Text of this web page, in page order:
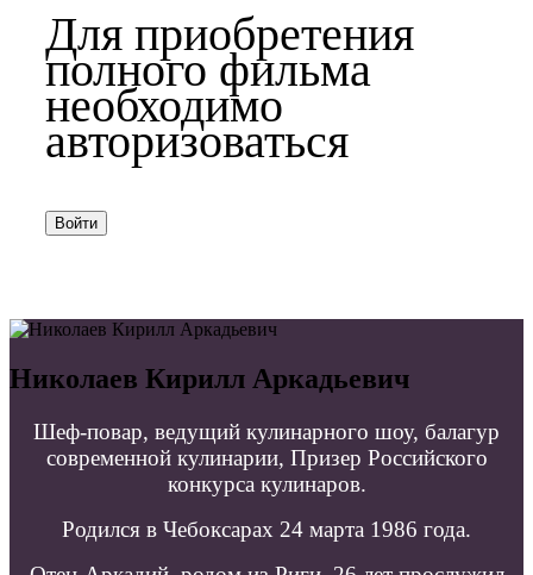
Для приобретения
полного фильма
необходимо
авторизоваться
Войти
Николаев Кирилл Аркадьевич
Шеф-повар, ведущий кулинарного шоу, балагур
современной кулинарии, Призер Российского
конкурса кулинаров.
Родился в Чебоксарах 24 марта 1986 года.